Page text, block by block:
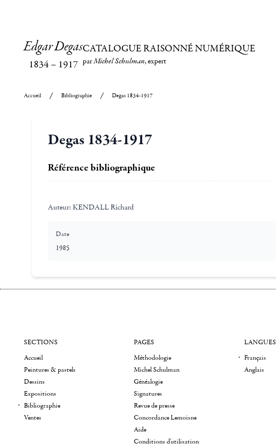
Edgar Degas
1834– 1917
CATALOGUE RAISONNÉ NUMÉRIQUE
parMichel Schulman, expert
Accueil Bibliographie Degas 1834-1917
Degas 1834-1917
Référence bibliographique
Auteur: KENDALL Richard
Date
1985
SECTIONS
Accueil
Peintures & pastels
Dessins
Expositions
Bibliographie
Ventes
PAGES
Méthodologie
Michel Schulman
Généalogie
Signatures
Revue de presse
Concordance Lemoisne
Aide
Conditions d'utilisation
LANGUES
Français
Anglais